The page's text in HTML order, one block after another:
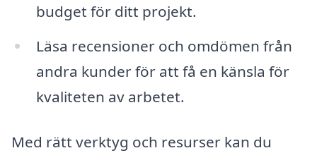
budget för ditt projekt.
Läsa recensioner och omdömen från
andra kunder för att få en känsla för
kvaliteten av arbetet.
Med rätt verktyg och resurser kan du